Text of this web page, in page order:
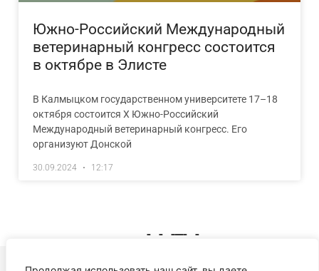
Южно-Российский Международный
ветеринарный конгресс состоится
в октябре в Элисте
В Калмыцком государственном университете 17–18
октября состоится X Южно-Российский
Международный ветеринарный конгресс. Его
организуют Донской
30.09.2024 12:17